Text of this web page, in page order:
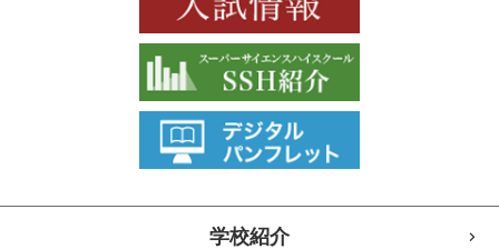
学校紹介